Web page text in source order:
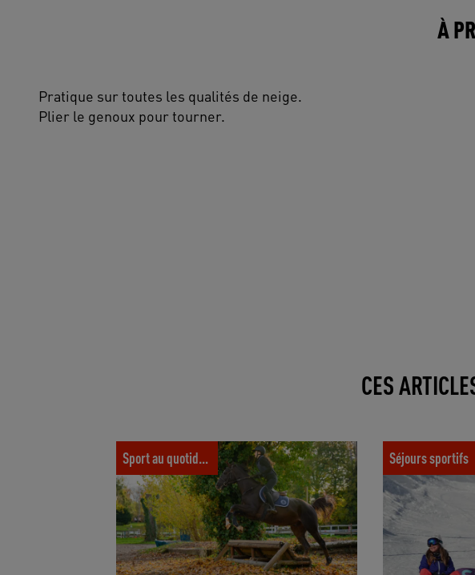
À
Pratique sur toutes les qualités de neige.
Plier le genoux pour tourner.
CES
à cheval
Sport au quotidien Séjours sportifs